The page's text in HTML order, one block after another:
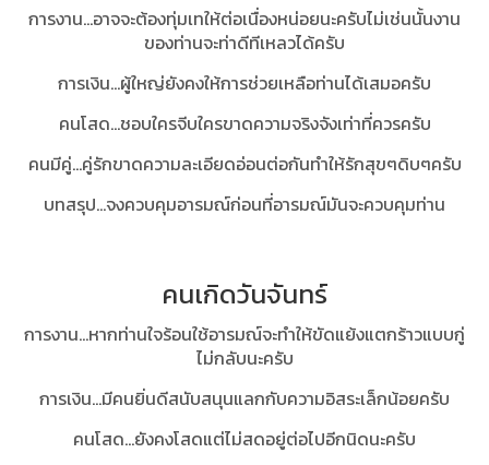
การงาน...อาจจะต้องทุ่มเทให้ต่อเนื่องหน่อยนะครับไม่เช่นนั้นงาน
ของท่านจะท่าดีทีเหลวได้ครับ
การเงิน...ผู้ใหญ่ยังคงให้การช่วยเหลือท่านได้เสมอครับ
คนโสด...ชอบใครจีบใครขาดความจริงจังเท่าที่ควรครับ
คนมีคู่...คู่รักขาดความละเอียดอ่อนต่อกันทำให้รักสุขๆดิบๆครับ
บทสรุป...จงควบคุมอารมณ์ก่อนที่อารมณ์มันจะควบคุมท่าน
คนเกิดวันจันทร์
การงาน...หากท่านใจร้อนใช้อารมณ์จะทำให้ขัดแย้งแตกร้าวแบบกู่
ไม่กลับนะครับ
การเงิน...มีคนยิ่นดีสนับสนุนแลกกับความอิสระเล็กน้อยครับ
คนโสด...ยังคงโสดแต่ไม่สดอยู่ต่อไปอีกนิดนะครับ